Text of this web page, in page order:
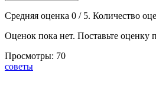
Средняя оценка 0 / 5. Количество
Оценок пока нет. Поставьте оценку
Просмотры: 70
Тэги:
советы